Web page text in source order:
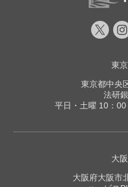
東
東京都中央
法研
平日・土曜 10：00
大
大阪府大阪市